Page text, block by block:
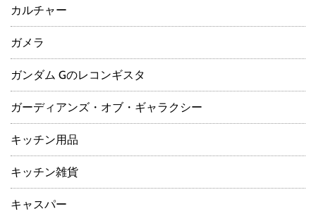
カルチャー
ガメラ
ガンダム Gのレコンギスタ
ガーディアンズ・オブ・ギャラクシー
キッチン用品
キッチン雑貨
キャスパー